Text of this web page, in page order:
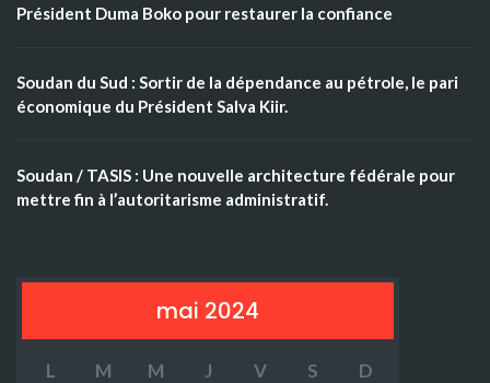
Président Duma Boko pour restaurer la confiance
Soudan du Sud : Sortir de la dépendance au pétrole, le pari
économique du Président Salva Kiir.
Soudan / TASIS : Une nouvelle architecture fédérale pour
mettre fin à l’autoritarisme administratif.
mai 2024
L M M J V S D